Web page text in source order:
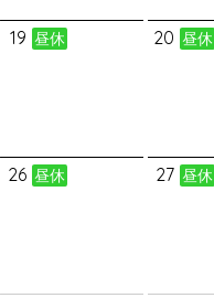
19 昼休 20 昼休
26 昼休 27 昼休